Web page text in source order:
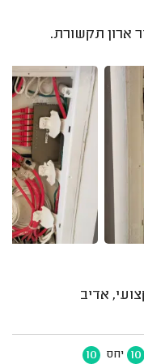
ארון תקשורת.
אדיב
10 יחס 10